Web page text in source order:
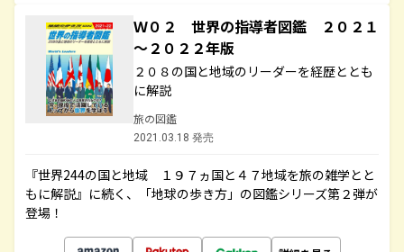
Ｗ０２ 世界の指導者図鑑 ２０２１
～２０２２年版
２０８の国と地域のリーダーを経歴ととも
に解説
旅の図鑑
2021.03.18 発売
『世界244の国と地域 １９７ヵ国と４７地域を旅の雑学とと
もに解説』に続く、「地球の歩き方」の図鑑シリーズ第２弾が
登場！